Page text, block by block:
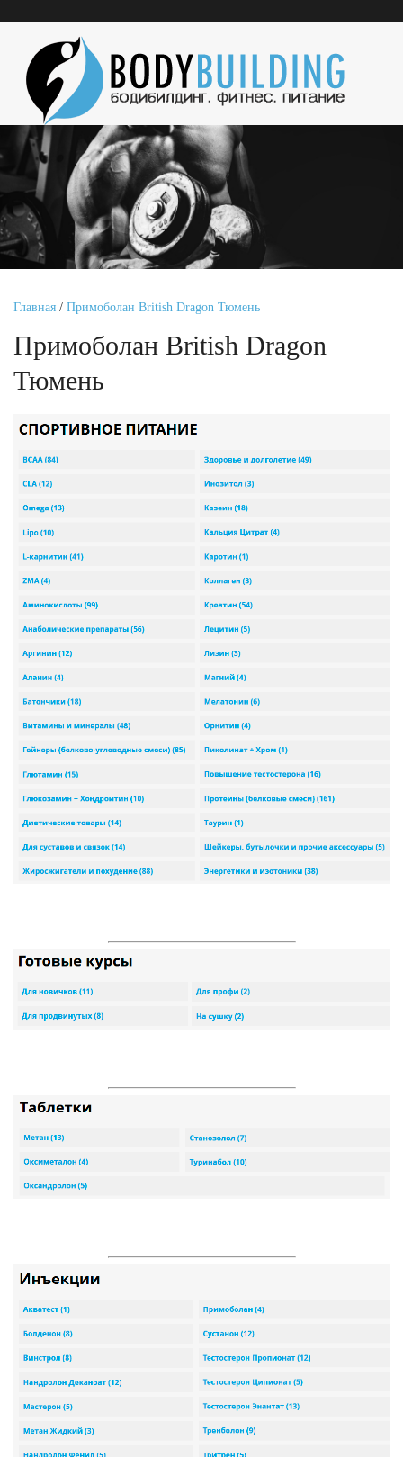
Главная / Примоболан British Dragon Тюмень
Примоболан British Dragon
Тюмень